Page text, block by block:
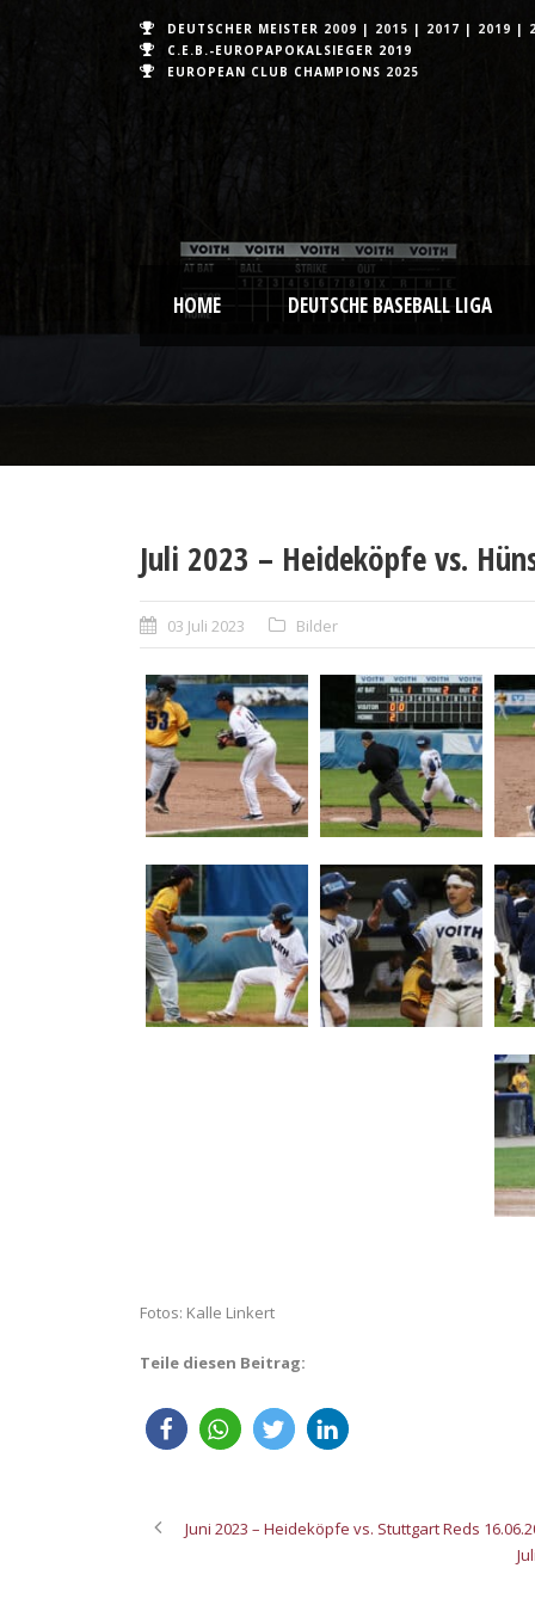
DEUTSCHER MEISTER 2009 | 2015 | 2017 | 2019 |
C.E.B.-EUROPAPOKALSIEGER 2019
EUROPEAN CLUB CHAMPIONS 2025
HOME DEUTSCHE BASEBALL LIGA
Juli 2023 – Heideköpfe vs.
03 Juli 2023 Bilder
Fotos: Kalle Linkert
Teile diesen Beitrag:
Juni 2023 – Heideköpfe vs. Stuttgart Reds